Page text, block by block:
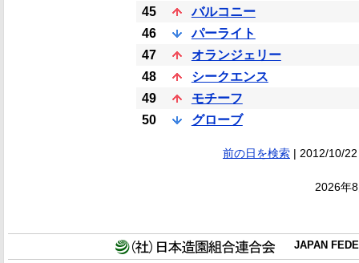
45
バルコニー
46
パーライト
47
オランジェリー
48
シークエンス
49
モチーフ
50
グローブ
前の日を検索| 2012/10/
2026年
JAPAN